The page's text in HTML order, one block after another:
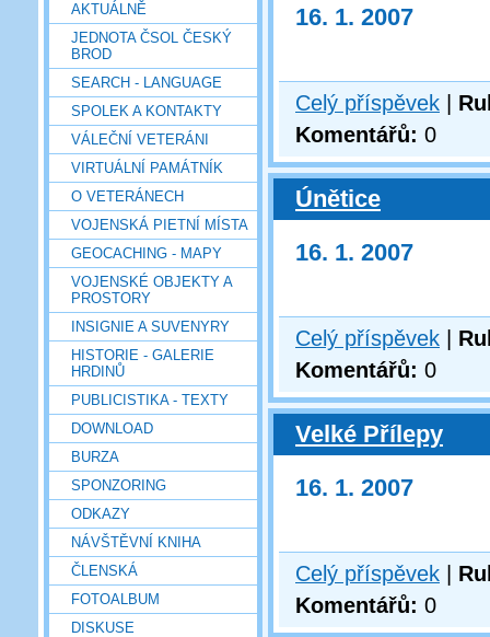
AKTUÁLNĚ
JEDNOTA ČSOL ČESKÝ
BROD
SEARCH - LANGUAGE
SPOLEK A KONTAKTY
VÁLEČNÍ VETERÁNI
VIRTUÁLNÍ PAMÁTNÍK
O VETERÁNECH
VOJENSKÁ PIETNÍ MÍSTA
GEOCACHING - MAPY
VOJENSKÉ OBJEKTY A
PROSTORY
INSIGNIE A SUVENYRY
HISTORIE - GALERIE
HRDINŮ
PUBLICISTIKA - TEXTY
DOWNLOAD
BURZA
SPONZORING
ODKAZY
NÁVŠTĚVNÍ KNIHA
ČLENSKÁ
FOTOALBUM
DISKUSE
16. 1. 2007
Celý příspěvek
Komentářů: 0
Únětice
16. 1. 2007
Celý příspěvek
Komentářů: 0
Velké Přílepy
16. 1. 2007
Celý příspěvek
Komentářů: 0